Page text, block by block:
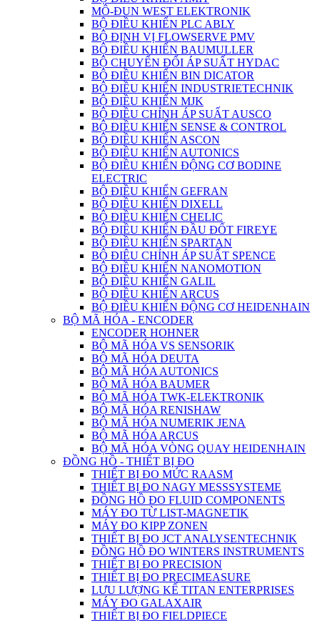
MÔ-ĐUN WEST ELEKTRONIK
BỘ ĐIỀU KHIỂN PLC ABLY
BỘ ĐỊNH VỊ FLOWSERVE PMV
BỘ ĐIỀU KHIỂN BAUMULLER
BỘ CHUYỂN ĐỔI ÁP SUẤT HYDAC
BỘ ĐIỀU KHIỂN BIN DICATOR
BỘ ĐIỀU KHIỂN INDUSTRIETECHNIK
BỘ ĐIỀU KHIỂN MJK
BỘ ĐIỀU CHỈNH ÁP SUẤT AUSCO
BỘ ĐIỀU KHIỂN SENSE & CONTROL
BỘ ĐIỀU KHIỂN ASCON
BỘ ĐIỀU KHIỂN AUTONICS
BỘ ĐIỀU KHIỂN ĐỘNG CƠ BODINE
ELECTRIC
BỘ ĐIỀU KHIỂN GEFRAN
BỘ ĐIỀU KHIỂN DIXELL
BỘ ĐIỀU KHIỂN CHELIC
BỘ ĐIỀU KHIỂN ĐẦU ĐỐT FIREYE
BỘ ĐIỀU KHIỂN SPARTAN
BỘ ĐIÊU CHỈNH ÁP SUẤT SPENCE
BỘ ĐIỀU KHIỂN NANOMOTION
BỘ ĐIỀU KHIỂN GALIL
BỘ ĐIỀU KHIỂN ARCUS
BỘ ĐIỀU KHIỂN ĐỘNG CƠ HEIDENHAIN
BỘ MÃ HÓA - ENCODER
ENCODER HOHNER
BỘ MÃ HÓA VS SENSORIK
BỘ MÃ HÓA DEUTA
BỘ MÃ HÓA AUTONICS
BỘ MÃ HÓA BAUMER
BỘ MÃ HÓA TWK-ELEKTRONIK
BỘ MÃ HÓA RENISHAW
BỘ MÃ HÓA NUMERIK JENA
BỘ MÃ HÓA ARCUS
BỘ MÃ HÓA VÒNG QUAY HEIDENHAIN
ĐỒNG HỒ - THIẾT BỊ ĐO
THIẾT BỊ ĐO MỨC RAASM
THIẾT BỊ ĐO NAGY MESSSYSTEME
ĐỒNG HỒ ĐO FLUID COMPONENTS
MÁY ĐO TỪ LIST-MAGNETIK
MÁY ĐO KIPP ZONEN
THIẾT BỊ ĐO JCT ANALYSENTECHNIK
ĐỒNG HỒ ĐO WINTERS INSTRUMENTS
THIẾT BỊ ĐO PRECISION
THIẾT BỊ ĐO PRECIMEASURE
LƯU LƯỢNG KẾ TITAN ENTERPRISES
MÁY ĐO GALAXAIR
THIẾT BỊ ĐO FIELDPIECE